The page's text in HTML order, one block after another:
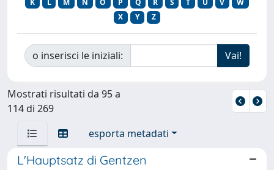
K
L M N O P Q R S T U V
W
X
Y Z
o inserisci le iniziali:
Mostrati risultati da 95 a
114 di 269
esporta metadati
L'Hauptsatz di Gentzen